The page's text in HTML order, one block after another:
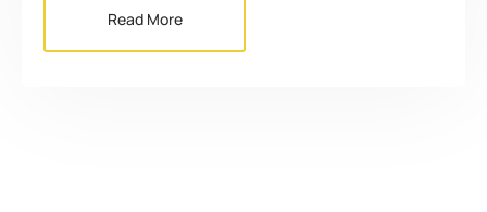
Read More